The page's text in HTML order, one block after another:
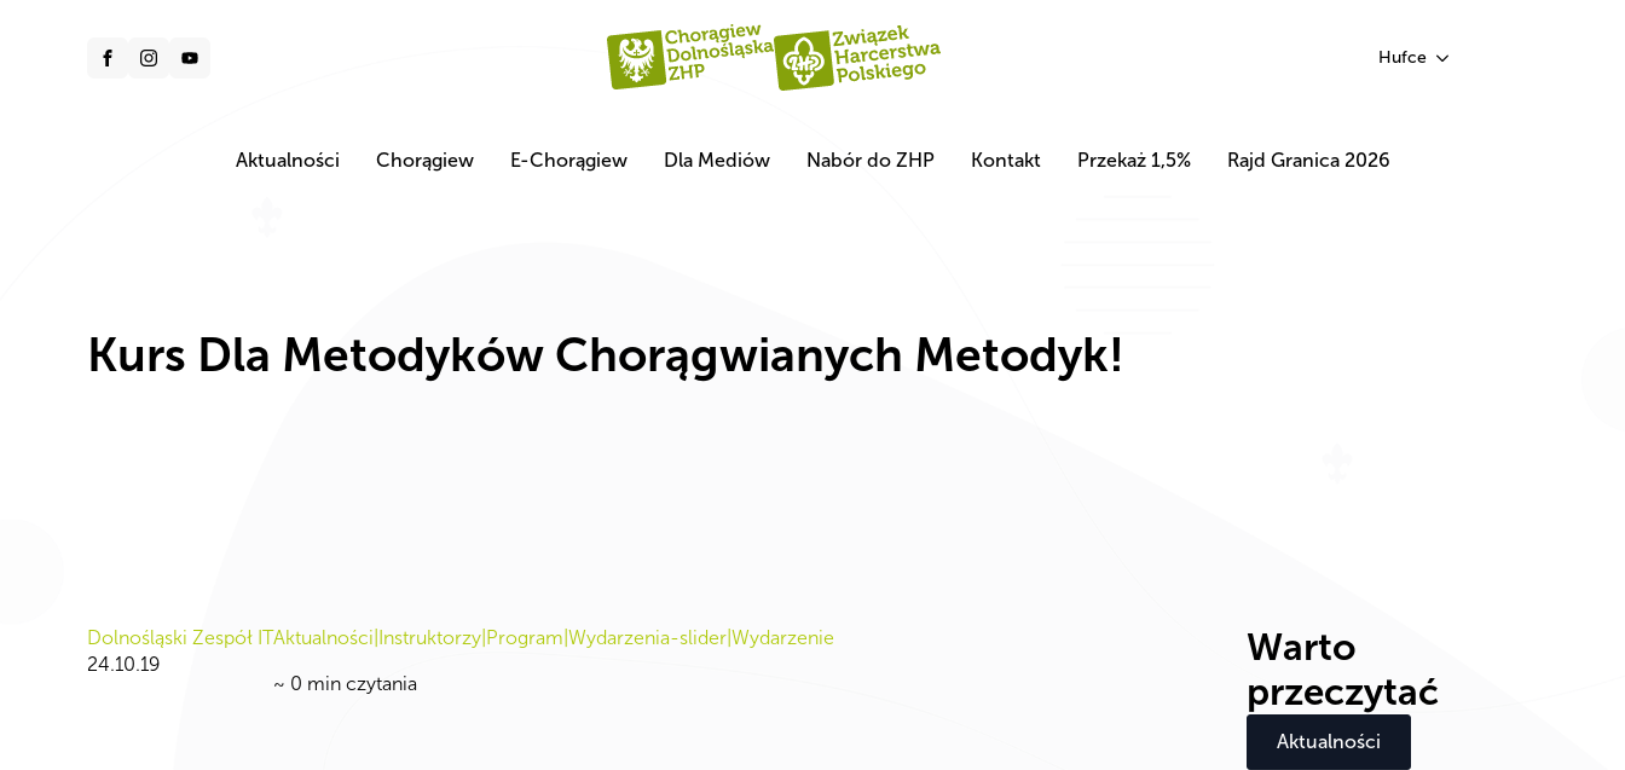
Hufce
Aktualności Chorągiew E-Chorągiew Dla Mediów Nabór do ZHP Kontakt Przekaż 1,5% Rajd Granica 2026
Kurs Dla Metodyków Chorągwianych Metodyk!
Dolnośląski Zespół IT
24.10.19
Aktualności|Instruktorzy|Program|Wydarzenia-slider|Wydarzenie
~ 0 min czytania
Warto
przeczytać
Aktualności